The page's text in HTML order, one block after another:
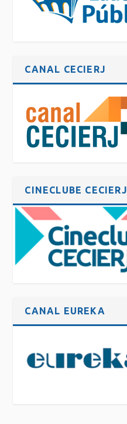
CANAL CECIERJ
CINECLUBE CECIERJ
CANAL EUREKA